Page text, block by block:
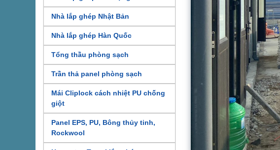
Nhà lắp ghép Nhật Bản
Nhà lắp ghép Hàn Quốc
Tổng thầu phòng sạch
Trần thả panel phòng sạch
Mái Cliplock cách nhiệt PU chống
giột
Panel EPS, PU, Bông thủy tinh,
Rockwool